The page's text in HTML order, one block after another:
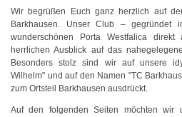
Wir begrüßen Euch ganz herzlich auf
Barkhausen. Unser Club –
wunderschönen Porta Westfalica
herrlichen Ausblick auf das
Besonders stolz sind wir auf unsere
Wilhelm" und auf den Namen "TC
zum Ortsteil Barkhausen ausdrückt.
Auf den folgenden Seiten möchten wir